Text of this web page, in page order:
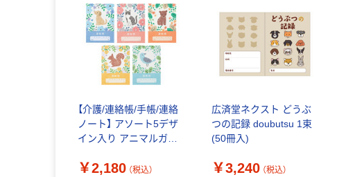
【介護/連絡帳/手帳/連絡
ノート】 アソート5デザ
イン入り アニマルガー
ト（50冊入：10冊×5） デ
￥2,180 （税込）
広済堂ネクスト どうぶ
つの記録 doubutsu 1束
(50冊入)
￥3,240 （税込）